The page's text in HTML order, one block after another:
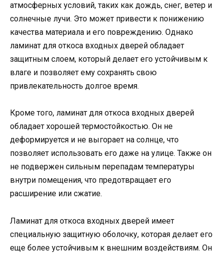
атмосферных условий, таких как дождь, снег, ветер и
солнечные лучи. Это может привести к понижению
качества материала и его повреждению. Однако
ламинат для откоса входных дверей обладает
защитным слоем, который делает его устойчивым к
влаге и позволяет ему сохранять свою
привлекательность долгое время.
Кроме того, ламинат для откоса входных дверей
обладает хорошей термостойкостью. Он не
деформируется и не выгорает на солнце, что
позволяет использовать его даже на улице. Также он
не подвержен сильным перепадам температуры
внутри помещения, что предотвращает его
расширение или сжатие.
Ламинат для откоса входных дверей имеет
специальную защитную оболочку, которая делает его
еще более устойчивым к внешним воздействиям. Он